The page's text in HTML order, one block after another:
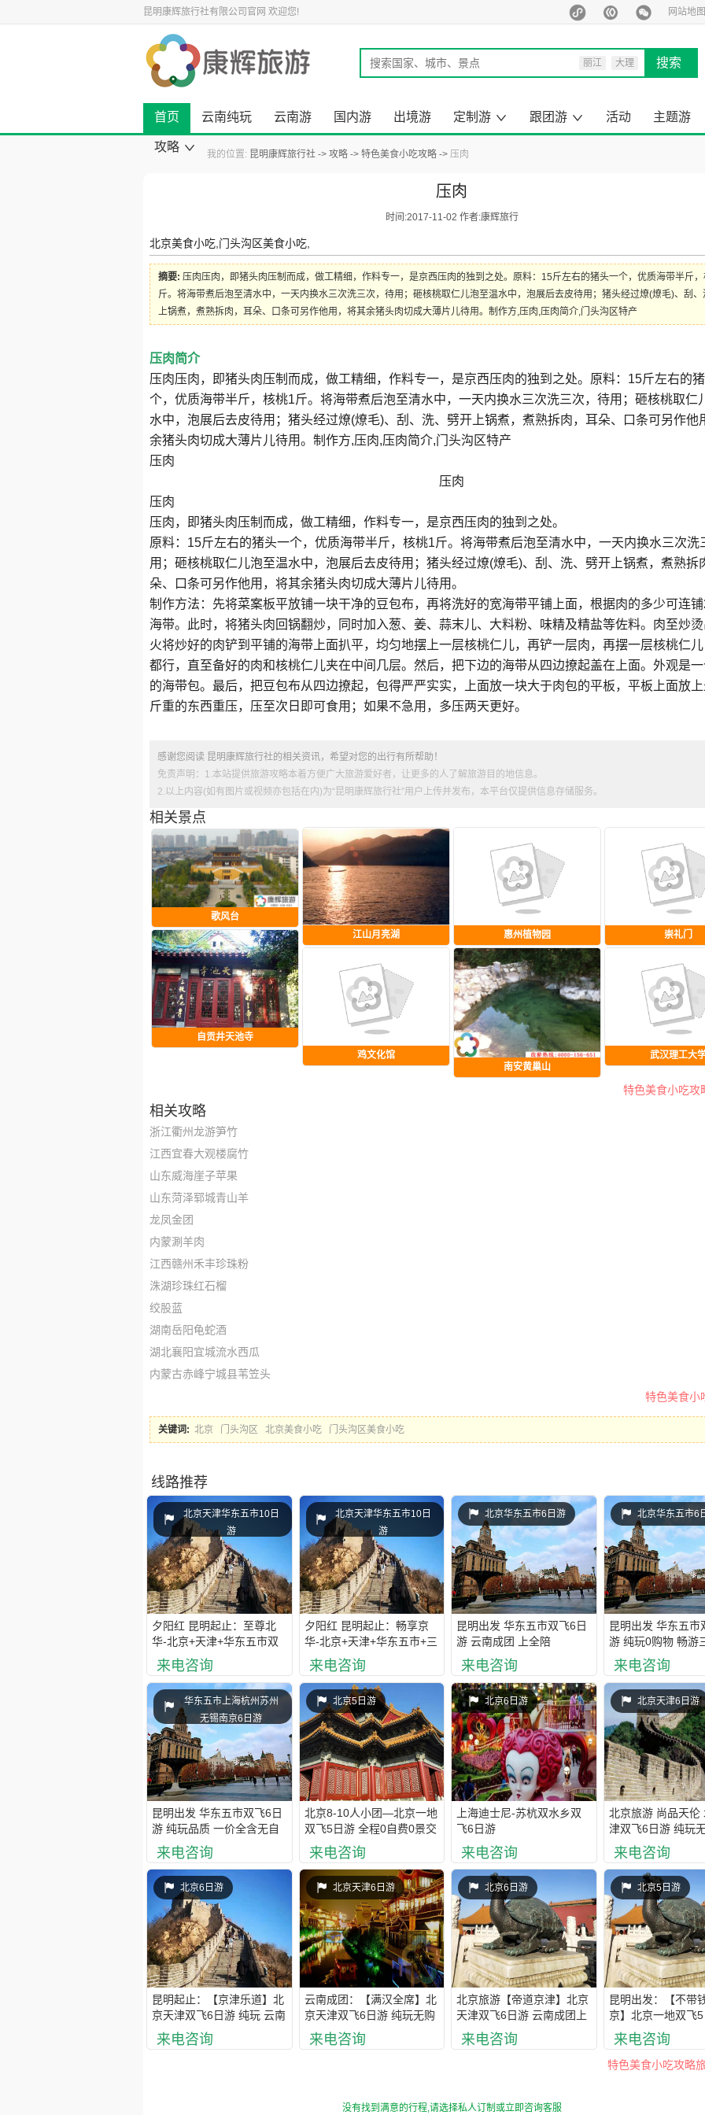
昆明康辉旅行社有限公司官网 欢迎您! 网站地图
丽江
大理
马尔代夫
搜索
首页 云南纯玩 云南游 国内游 出境游
定制游
跟团游
活动 主题游
攻略
我的位置: 昆明康辉旅行社 攻略 特色美食小吃攻略 压肉
压肉
时间:2017-11-02 作者:康辉旅行
北京美食小吃,门头沟区美食小吃,
摘要: 压肉压肉，即猪头肉压制而成，做工精细，作料专一，是京西压肉的独到之处。原料：15斤左右的猪头一个，优质海带半斤
斤。将海带煮后泡至清水中，一天内换水三次洗三次，待用；砸核桃取仁儿泡至温水中，泡展后去皮待用；猪头经过燎(燎毛)、刮、
上锅煮，煮熟拆肉，耳朵、口条可另作他用，将其余猪头肉切成大薄片儿待用。制作方,压肉,压肉简介,门头沟区特产
压肉简介
压肉压肉，即猪头肉压制而成，做工精细，作料专一，是京西压肉的独到之处。原料：15斤左右的
个，优质海带半斤，核桃1斤。将海带煮后泡至清水中，一天内换水三次洗三次，待用；砸核桃取仁
水中，泡展后去皮待用；猪头经过燎(燎毛)、刮、洗、劈开上锅煮，煮熟拆肉，耳朵、口条可另作他
余猪头肉切成大薄片儿待用。制作方,压肉,压肉简介,门头沟区特产
压肉
压肉
压肉
压肉，即猪头肉压制而成，做工精细，作料专一，是京西压肉的独到之处。
原料：15斤左右的猪头一个，优质海带半斤，核桃1斤。将海带煮后泡至清水中，一天内换水三次洗
用；砸核桃取仁儿泡至温水中，泡展后去皮待用；猪头经过燎(燎毛)、刮、洗、劈开上锅煮，煮熟拆
朵、口条可另作他用，将其余猪头肉切成大薄片儿待用。
制作方法：先将菜案板平放铺一块干净的豆包布，再将洗好的宽海带平铺上面，根据肉的多少可连
海带。此时，将猪头肉回锅翻炒，同时加入葱、姜、蒜末儿、大料粉、味精及精盐等佐料。肉至炒
火将炒好的肉铲到平铺的海带上面扒平，均匀地摆上一层核桃仁儿，再铲一层肉，再摆一层核桃仁
都行，直至备好的肉和核桃仁儿夹在中间几层。然后，把下边的海带从四边撩起盖在上面。外观是
的海带包。最后，把豆包布从四边撩起，包得严严实实，上面放一块大于肉包的平板，平板上面放
斤重的东西重压，压至次日即可食用；如果不急用，多压两天更好。
感谢您阅读 昆明康辉旅行社的相关资讯，希望对您的出行有所帮助！
免责声明：1.本站提供旅游攻略本着方便广大旅游爱好者，让更多的人了解旅游目的地信息。
2.以上内容(如有图片或视频亦包括在内)为“昆明康辉旅行社”用户上传并发布，本平台仅提供信息存储服务。
相关景点
歌风台
自贡井天池寺
江山月亮湖
鸡文化馆
惠州植物园
南安黄巢山
崇礼门
武汉理工大
特色美食小吃攻
相关攻略
浙江衢州龙游笋竹
江西宜春大观楼腐竹
山东威海崖子苹果
山东菏泽郓城青山羊
龙凤金团
内蒙涮羊肉
江西赣州禾丰珍珠粉
洙湖珍珠红石榴
绞股蓝
湖南岳阳龟蛇酒
湖北襄阳宜城流水西瓜
内蒙古赤峰宁城县苇笠头
特色美食小
关键词: 北京 门头沟区 北京美食小吃 门头沟区美食小吃
线路推荐
北京天津华东五市10日
游
夕阳红 昆明起止：至尊北
华-北京+天津+华东五市双
飞单卧10日游
来电咨询
北京天津华东五市10日
游
夕阳红 昆明起止：畅享京
华-北京+天津+华东五市+三
水乡双飞单卧10日游
来电咨询
北京华东五市6日游
昆明出发 华东五市双飞6日
游 云南成团 上全陪
来电咨询
北京华东五市6
昆明出发 华东五市
游 纯玩0购物 畅游
来电咨询
华东五市上海杭州苏州
无锡南京6日游
昆明出发 华东五市双飞6日
游 纯玩品质 一价全含无自
费，不带钱包旅游
来电咨询
北京5日游
北京8-10人小团—北京一地
双飞5日游 全程0自费0景交
0套路，一价全含轻松游首
都来电咨询
北京6日游
上海迪士尼-苏杭双水乡双
飞6日游
来电咨询
北京天津6日游
北京旅游 尚品天伦
津双飞6日游 纯玩
自费0购物0景交
上领队
来电咨询
北京6日游
昆明起止：【京津乐道】北
京天津双飞6日游 纯玩 云南
独立成团 全陪带队
来电咨询
北京天津6日游
云南成团：【满汉全席】北
京天津双飞6日游 纯玩无购
物 0自费0购物0景交 一价
全含 全程领队陪同
来电咨询
北京6日游
北京旅游【帝道京津】北京
天津双飞6日游 云南成团上
领队 纯玩0自费0购物0景交
来电咨询
北京5日游
昆明出发：【不带
京】北京一地双飞
玩0自费0购物0景交
来电咨询
特色美食小吃攻略
没有找到满意的行程,请选择私人订制或立即咨询客服